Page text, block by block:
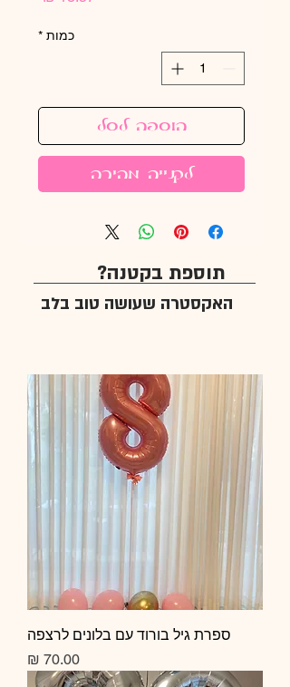
כמות *
הוספה לסל
לקנייה מהירה
תוספת בקטנה?
האקסטרה שעושה טוב בלב
ספרת גיל בורוד עם בלונים לרצפה
מחיר